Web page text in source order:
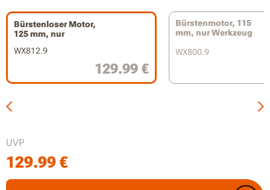
Das schlanke Design und der weiche Griff bieten Kontrolle
und Komfort bei längerem Gebrauch
Bürstenloser Motor,
125 mm, nur
Werkzeug
WX812.9
129.99 €
Bürstenmotor, 115
mm, nur Werkzeug
WX800.9
UVP
129.99 €